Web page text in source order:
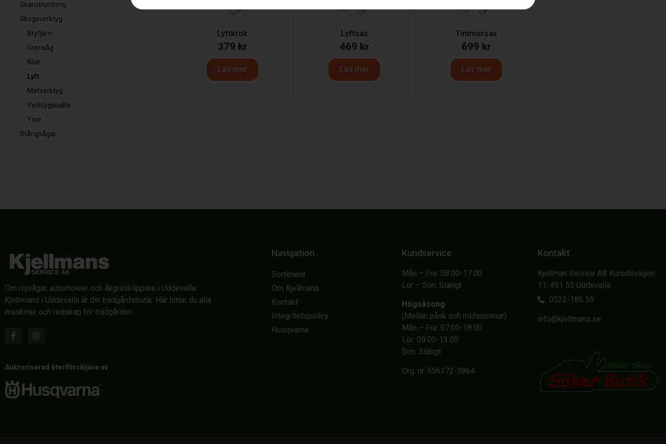
Skärutrustning
Skogsverktyg
Brytjärn
Grensåg
Kilar
Lyft
Mätverktyg
Verktygsbälte
Yxor
Stångsågar
Lyftkrok
379 kr
Läs mer
Lyftsax
469 kr
Läs mer
Timmersax
699 kr
Läs mer
Om röjsågar, automower och åkgräsklippare i Uddevalla.
Kjellmans i Uddevalla är din trädgårdsbutik. Här hittar du alla
maskiner och redskap för trädgården.
Auktoriserad återförsäljare av
Navigation
Sortiment
Om Kjellmans
Kontakt
Integritetspolicy
Husqvarna
Kundservice
Mån – Fre: 08.00-17.00
Lör – Sön: Stängt
Högsäsong
(Mellan påsk och midsommar)
Mån – Fre: 07.00-18.00
Lör: 09.00-13.00
Sön: Stängt
Org. nr. 556372-3864
Kontakt
Kjellman Service AB Kurödsvägen
11, 451 55 Uddevalla
0522-185 55
info@kjellmans.se